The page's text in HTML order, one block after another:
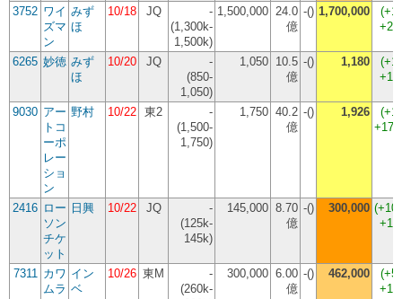
3752 ワイ
ズマ
ン
みず
ほ
10/18 JQ
-
(1,300k-
1,500k)
1,500,000 24.0
億
-() 1,700,000 (
6265 妙徳 みず
ほ
10/20 JQ
-
(850-
1,050)
1,050 10.5
億
-() 1,180 (
9030 アー
トコ
ーポ
レー
ショ
ン
野村 10/22 東2
-
(1,500-
1,750)
1,750 40.2
億
-() 1,926 (
2416 ロー
ソン
チケ
ット
日興 10/22 JQ
-
(125k-
145k)
145,000 8.70
億
-() 300,000 (
7311 カワ
ムラ
イン
ベ
10/26 東M
-
(260k-
300,000 6.00
億
-() 462,000 (